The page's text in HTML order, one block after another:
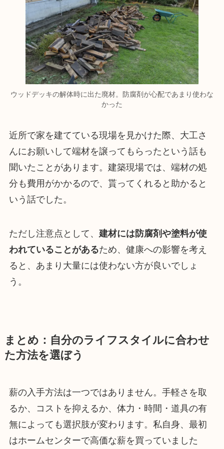
ウッドデッキの解体時に出た廃材。防腐剤が心配であまり使わな
かった
近所で家を建てている現場を見かけた際、大工さ
んにお願いして端材を譲ってもらったという話も
聞いたことがあります。建築現場では、端材の処
分も費用がかかるので、貰ってくれると助かると
いう話でした。
ただし注意点として、 建材には防腐剤や塗料が使
われていることがあるため、健康への影響を考え
ると、あまり大量には使わない方が良いでしょ
う。
まとめ：自分のライフスタイルに合わせ
た方法を選ぼう
薪の入手方法は一つではありません。手軽さを取
るか、コストを抑えるか、体力・時間・道具の有
無によっても選択肢が変わります。私自身、最初
はホームセンターで高価な薪を買っていました